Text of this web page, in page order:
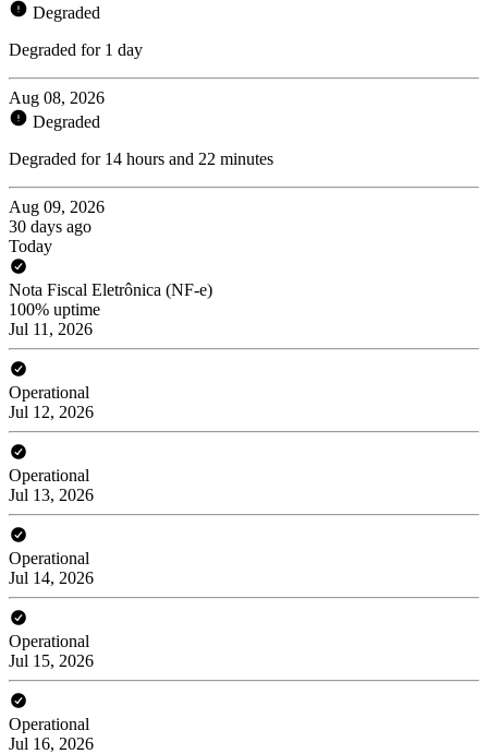
Degraded
Degraded for 1 day
Aug 08, 2026
Degraded
Degraded for 14 hours and 22 minutes
Aug 09, 2026
30 days ago
Today
Nota Fiscal Eletrônica (NF-e)
100% uptime
Jul 11, 2026
Operational
Jul 12, 2026
Operational
Jul 13, 2026
Operational
Jul 14, 2026
Operational
Jul 15, 2026
Operational
Jul 16, 2026